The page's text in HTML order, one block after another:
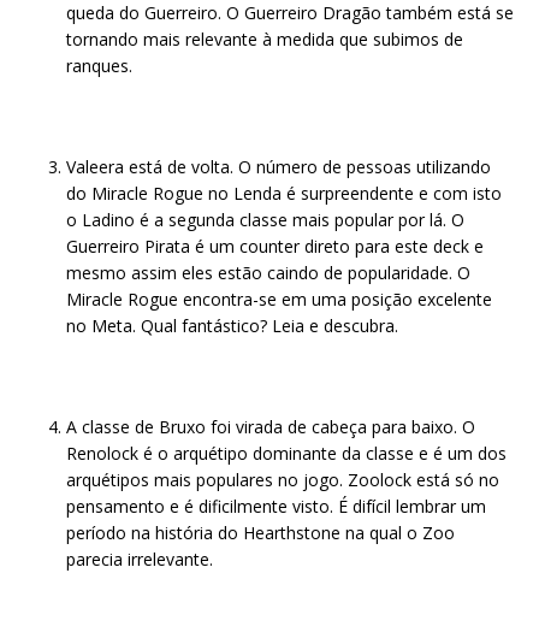
queda do Guerreiro. O Guerreiro Dragão também está se
tornando mais relevante à medida que subimos de
ranques.
Valeera está de volta. O número de pessoas utilizando
do Miracle Rogue no Lenda é surpreendente e com isto
o Ladino é a segunda classe mais popular por lá. O
Guerreiro Pirata é um counter direto para este deck e
mesmo assim eles estão caindo de popularidade. O
Miracle Rogue encontra-se em uma posição excelente
no Meta. Qual fantástico? Leia e descubra.
A classe de Bruxo foi virada de cabeça para baixo. O
Renolock é o arquétipo dominante da classe e é um dos
arquétipos mais populares no jogo. Zoolock está só no
pensamento e é dificilmente visto. É difícil lembrar um
período na história do Hearthstone na qual o Zoo
parecia irrelevante.